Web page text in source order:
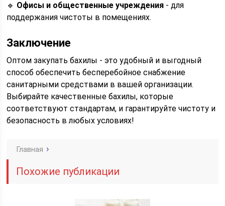
🔹 Офисы и общественные учреждения - для
поддержания чистоты в помещениях.
Заключение
Оптом закупать бахилы - это удобный и выгодный
способ обеспечить бесперебойное снабжение
санитарными средствами в вашей организации.
Выбирайте качественные бахилы, которые
соответствуют стандартам, и гарантируйте чистоту и
безопасность в любых условиях!
Главная
Похожие публикации